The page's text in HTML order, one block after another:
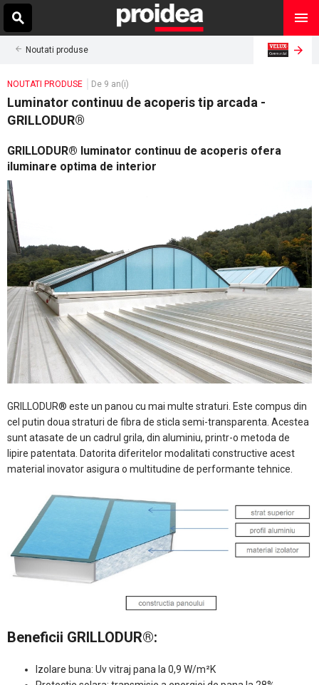
Noutati produse
NOUTATI PRODUSE De 9 an(i)
Luminator continuu de acoperis tip arcada -
GRILLODUR®
GRILLODUR® luminator continuu de acoperis ofera
iluminare optima de interior
GRILLODUR® este un panou cu mai multe straturi. Este compus din
cel putin doua straturi de fibra de sticla semi-transparenta. Acestea
sunt atasate de un cadrul grila, din aluminiu, printr-o metoda de
lipire patentata. Datorita diferitelor modalitati constructive acest
material inovator asigura o multitudine de performante tehnice.
Beneficii GRILLODUR®:
Izolare buna: Uv vitraj pana la 0,9 W/m²K